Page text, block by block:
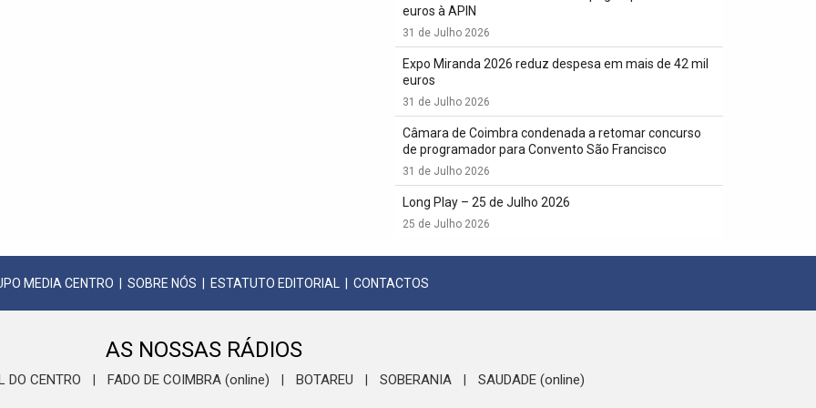
euros à APIN
31 de Julho 2026
Expo Miranda 2026 reduz despesa em mais de 42 mil
euros
31 de Julho 2026
Câmara de Coimbra condenada a retomar concurso
de programador para Convento São Francisco
31 de Julho 2026
Long Play – 25 de Julho 2026
25 de Julho 2026
MEDIA CENTRO SOBRE NÓS ESTATUTO EDITORIAL CONTACTOS
AS NOSSAS RÁDIOS
DO CENTRO FADO DE COIMBRA (online) BOTAREU SOBERANIA SAUDADE (online)